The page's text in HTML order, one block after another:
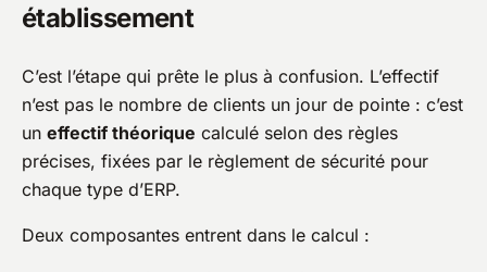
établissement
C’est l’étape qui prête le plus à confusion. L’effectif
n’est pas le nombre de clients un jour de pointe : c’est
un effectif théorique calculé selon des règles
précises, fixées par le règlement de sécurité pour
chaque type d’ERP.
Deux composantes entrent dans le calcul :